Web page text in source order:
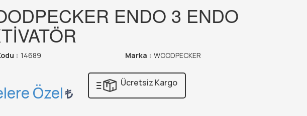
ENDO 3 ENDO
: 14689 Marka : WOODPECKER
Özel
Ücretsiz Kargo